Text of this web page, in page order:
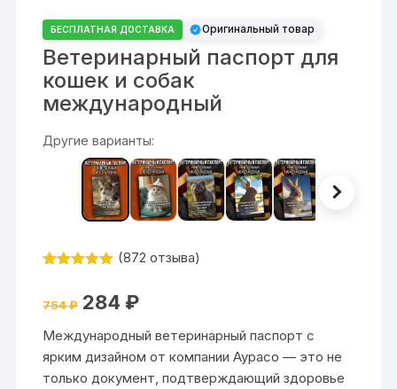
БЕСПЛАТНАЯ ДОСТАВКА Оригинальный товар
Ветеринарный паспорт для
кошек и собак
международный
Другие варианты:
на основе
пользовател
ей
(872 отзыва)
754₽ Первоначальная
цена
754 ₽.
284 ₽Текущая
Международный ветеринарный паспорт с
ярким дизайном от компании Аурасо — это не
только документ, подтверждающий здоровье